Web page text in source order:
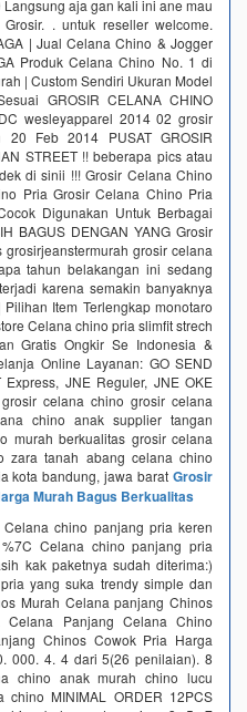
aja gan kali ini ane mau
. untuk reseller welcome.
| Jual Celana Chino & Jogger
Produk Celana Chino No. 1 di
| Custom Sendiri Ukuran Model
GROSIR CELANA CHINO
wesleyapparel 2014 02 grosir
Feb 2014 PUSAT GROSIR
STREET !! beberapa pics atau
di sinii !!! Grosir Celana Chino
Pria Grosir Celana Chino Pria
Digunakan Untuk Berbagai
BAGUS DENGAN YANG Grosir
grosir celana
tahun belakangan ini sedang
karena semakin banyaknya
Item Terlengkap‎ monotaro
Celana chino pria slimfit strech
Gratis Ongkir Se Indonesia &
Online Layanan: GO SEND
JNE Reguler, JNE OKE
celana chino grosir celana
chino anak supplier tangan
murah berkualitas grosir celana
zara tanah abang celana chino
kota bandung, jawa barat Grosir
Murah Bagus Berkualitas
chino panjang pria keren
Celana chino panjang pria
kak paketnya sudah diterima:)
yang suka trendy simple dan
Murah Celana panjang Chinos
Panjang Celana Chino
Chinos Cowok Pria Harga
000. 4. 4 dari 5(26 penilaian). 8
chino anak murah chino lucu
MINIMAL ORDER 12PCS